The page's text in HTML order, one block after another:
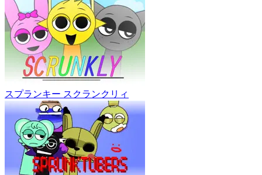
スプランキー スクランクリィ